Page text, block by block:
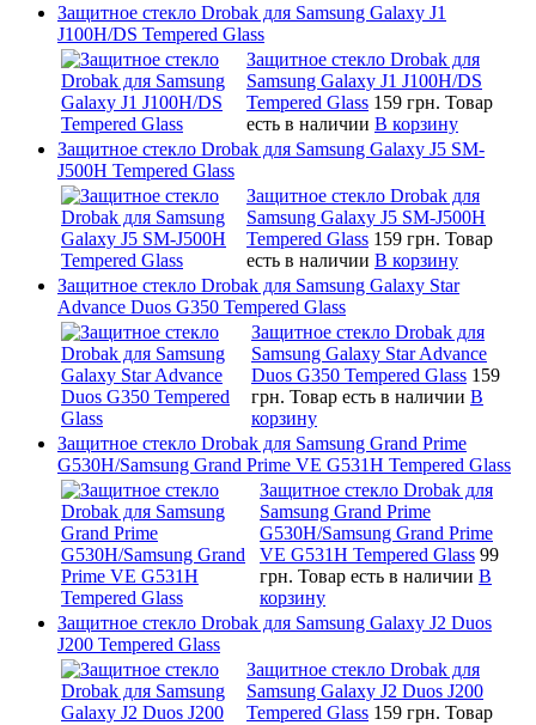
Защитное стекло Drobak для Samsung Galaxy J1
J100H/DS Tempered Glass
Защитное стекло Drobak для
Samsung Galaxy J1 J100H/DS
Tempered Glass 159 грн. Товар
есть в наличии В корзину
Защитное стекло Drobak для Samsung Galaxy J5 SM-
J500H Tempered Glass
Защитное стекло Drobak для
Samsung Galaxy J5 SM-J500H
Tempered Glass 159 грн. Товар
есть в наличии В корзину
Защитное стекло Drobak для Samsung Galaxy Star
Advance Duos G350 Tempered Glass
Защитное стекло Drobak для
Samsung Galaxy Star Advance
Duos G350 Tempered Glass 159
грн. Товар есть в наличии В
корзину
Защитное стекло Drobak для Samsung Grand Prime
G530H/Samsung Grand Prime VE G531H Tempered Glass
Защитное стекло Drobak для
Samsung Grand Prime
G530H/Samsung Grand Prime
VE G531H Tempered Glass 99
грн. Товар есть в наличии В
корзину
Защитное стекло Drobak для Samsung Galaxy J2 Duos
J200 Tempered Glass
Защитное стекло Drobak для
Samsung Galaxy J2 Duos J200
Tempered Glass 159 грн. Товар